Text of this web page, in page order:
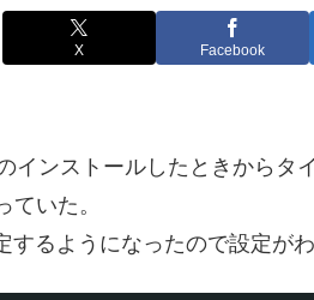
X Facebook
インストールしたときからタ
ていた。
するようになったので設定が